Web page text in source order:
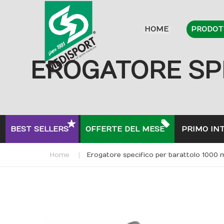
HOME
EROGATORE
BEST SELLERS OFFERTE DEL MESE PRIMO
Home Erogatore specifico per barattolo 1000